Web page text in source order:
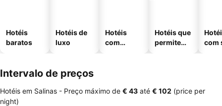
Hotéis
baratos
Hotéis de
luxo
Hotéis
com
Hotéis que
permitem
com
Intervalo de preços
Hotéis em Salinas - Preço máximo de ‎€ 43 até ‎€ 102 (price per
night)